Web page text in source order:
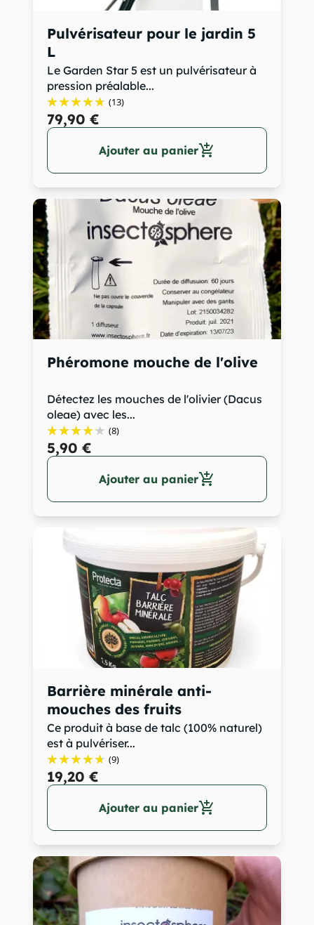
Pulvérisateur pour le jardin 5
L
Le Garden Star 5 est un pulvérisateur à
pression préalable...
(13)
79,90 €
Ajouter au panieradd_shopping_cart
Phéromone mouche de l'olive
Détectez les mouches de l'olivier (Dacus
oleae) avec les...
(8)
5,90 €
Ajouter au panieradd_shopping_cart
Barrière minérale anti-
mouches des fruits
Ce produit à base de talc (100% naturel)
est à pulvériser...
(9)
19,20 €
Ajouter au panieradd_shopping_cart